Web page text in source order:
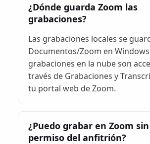
¿Dónde guarda Zoom las
grabaciones?
Las grabaciones locales se
Documentos/Zoom en Windows
grabaciones en la nube son
través de Grabaciones y
tu portal web de Zoom.
¿Puedo grabar en Zoom
permiso del anfitrión?